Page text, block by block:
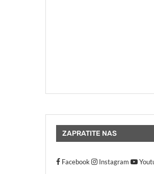
ZAPRATITE NAS
Facebook Instagram